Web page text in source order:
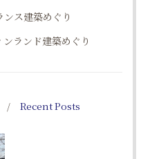
ンス建築めぐり
ンランド建築めぐり
Recent Posts